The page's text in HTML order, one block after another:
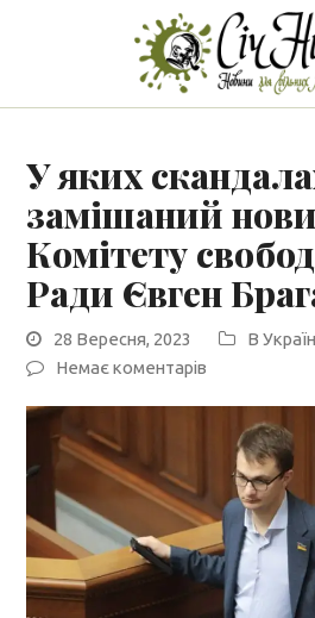
У яких
замішаний
Комітету
Ради Євген
28 Вересня, 2023
В
Немає коментарів